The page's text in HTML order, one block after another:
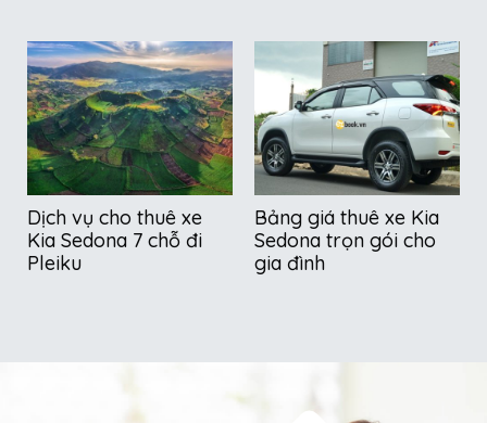
Dịch vụ cho thuê xe
Kia Sedona 7 chỗ đi
Pleiku
Bảng giá thuê xe Kia
Sedona trọn gói cho
gia đình